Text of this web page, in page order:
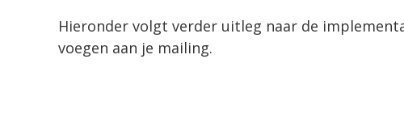
Hieronder volgt verder uitleg naar de
voegen aan je mailing.